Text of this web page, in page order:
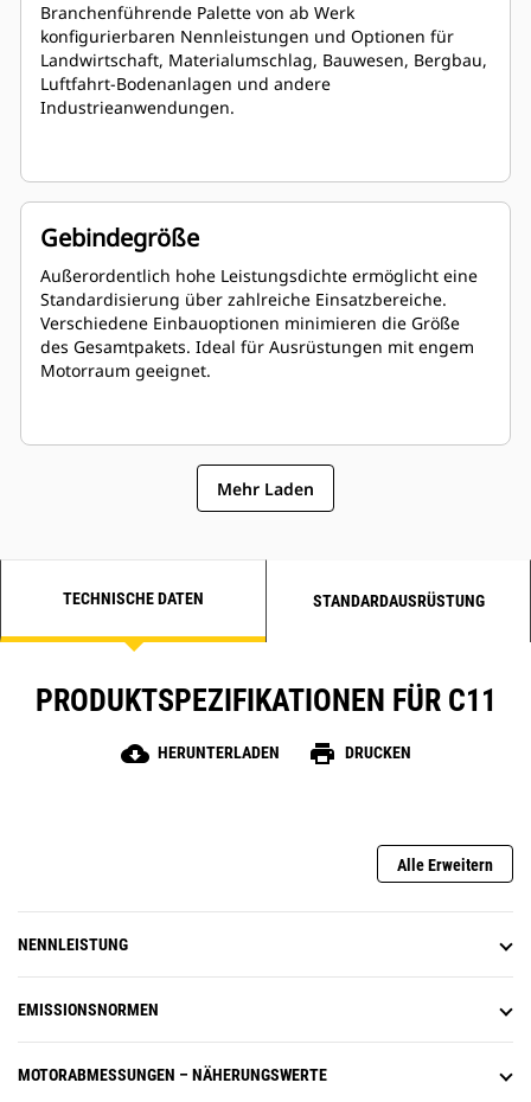
Branchenführende Palette von ab Werk
konfigurierbaren Nennleistungen und Optionen für
Landwirtschaft, Materialumschlag, Bauwesen, Bergbau,
Luftfahrt-Bodenanlagen und andere
Industrieanwendungen.
Gebindegröße
Außerordentlich hohe Leistungsdichte ermöglicht eine
Standardisierung über zahlreiche Einsatzbereiche.
Verschiedene Einbauoptionen minimieren die Größe
des Gesamtpakets. Ideal für Ausrüstungen mit engem
Motorraum geeignet.
Mehr Laden
TECHNISCHE DATEN STANDARDAUSRÜSTUNG
PRODUKTSPEZIFIKATIONEN FÜR C11
cloud_download HERUNTERLADEN print DRUCKEN
Alle Erweitern
NENNLEISTUNG
EMISSIONSNORMEN
MOTORABMESSUNGEN – NÄHERUNGSWERTE